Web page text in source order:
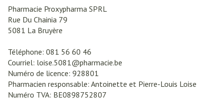
Pharmacie Proxypharma SPRL
Rue Du Chainia 79
5081 La Bruyère
Téléphone: 081 56 60 46
Courriel: loise.5081@pharmacie.be
Numéro de licence: 928801
Pharmacien responsable: Antoinette et Pierre-Louis Loise
Numéro TVA: BE0898752807